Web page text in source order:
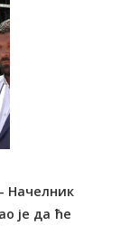
Начелник
је да ће